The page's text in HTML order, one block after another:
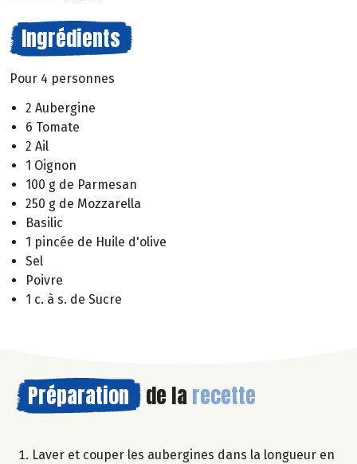
Ingrédients
Pour 4 personnes
2 Aubergine
6 Tomate
2 Ail
1 Oignon
100 g de Parmesan
250 g de Mozzarella
Basilic
1 pincée de Huile d'olive
Sel
Poivre
1 c. à s. de Sucre
Préparation de la recette
Laver et couper les aubergines dans la longueur en